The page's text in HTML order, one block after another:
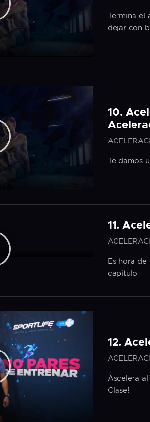
Termina el
dejar con
10.
Te damos
11.
Es hora
capítulo
12.
Ascelera
Clase!